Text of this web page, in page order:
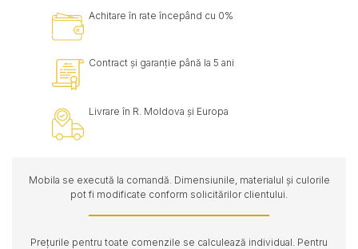
Achitare în rate începând cu 0%
Contract și garanție până la 5 ani
Livrare în R. Moldova și Europa
Mobila se execută la comandă. Dimensiunile, materialul și culorile
pot fi modificate conform solicitărilor clientului.
Prețurile pentru toate comenzile se calculează individual. Pentru